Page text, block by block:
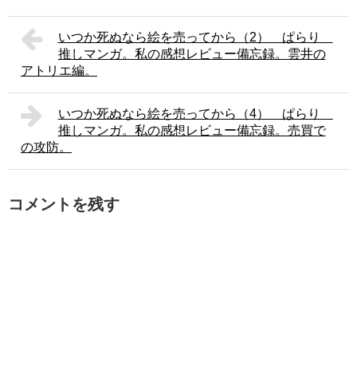
いつか死ぬなら絵を売ってから（2） ぱらり
推しマンガ。私の感想レビュー備忘録。雲井の
アトリエ編。
いつか死ぬなら絵を売ってから（4） ぱらり
推しマンガ。私の感想レビュー備忘録。売買で
の攻防。
コメントを残す